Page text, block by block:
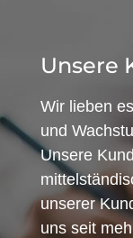
Unsere
Wir lieben
und
Unsere
unserer
uns seit